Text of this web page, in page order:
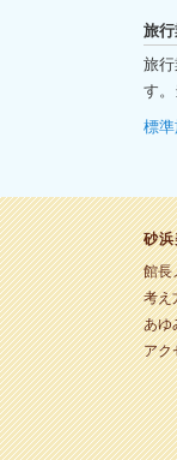
旅
旅
す
標準
砂
館長
考え
あゆ
アク